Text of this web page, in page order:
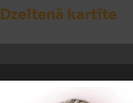
Dzeltenā kartīte